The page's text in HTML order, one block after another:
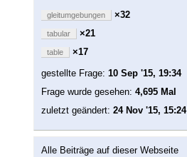
gleitumgebungen ×32
tabular ×21
table
×17
gestellte Frage: 10 Sep '15, 19:34
Frage wurde gesehen: 4,695 Mal
zuletzt geändert: 24 Nov '15, 15:24
Alle Beiträge auf dieser Webseite